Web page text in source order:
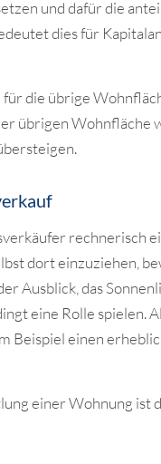
und dafür die
dies für
die übrige
übrigen Wohnfläche
rechnerisch
dort einzuziehen,
Ausblick, das
eine Rolle spielen.
Beispiel einen
einer Wohnung ist